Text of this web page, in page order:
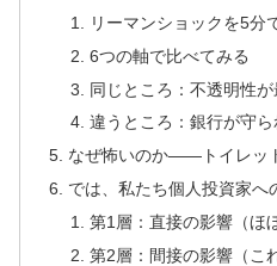
リーマンショックを5分
6つの軸で比べてみる
同じところ：不透明性
違うところ：銀行が守ら
なぜ怖いのか――トイレッ
では、私たち個人投資家へ
第1層：直接の影響（ほ
第2層：間接の影響（こ